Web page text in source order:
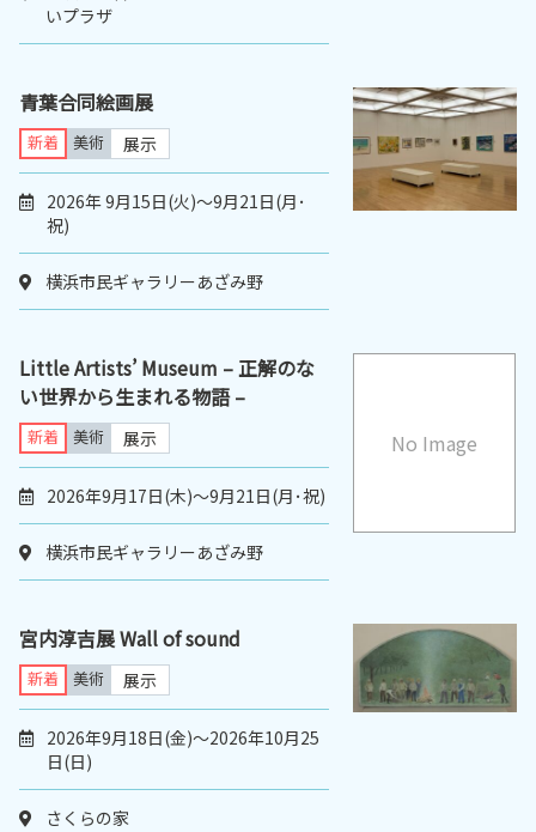
いプラザ
青葉合同絵画展
新着 美術 展示
2026年 9月15日(火)～9月21日(月･
祝)
横浜市民ギャラリーあざみ野
No Image
Little Artists’ Museum – 正解のな
い世界から生まれる物語 –
新着 美術 展示
2026年9月17日(木)〜9月21日(月･祝)
横浜市民ギャラリーあざみ野
宮内淳吉展 Wall of sound
新着 美術 展示
2026年9月18日(金)～2026年10月25
日(日)
さくらの家